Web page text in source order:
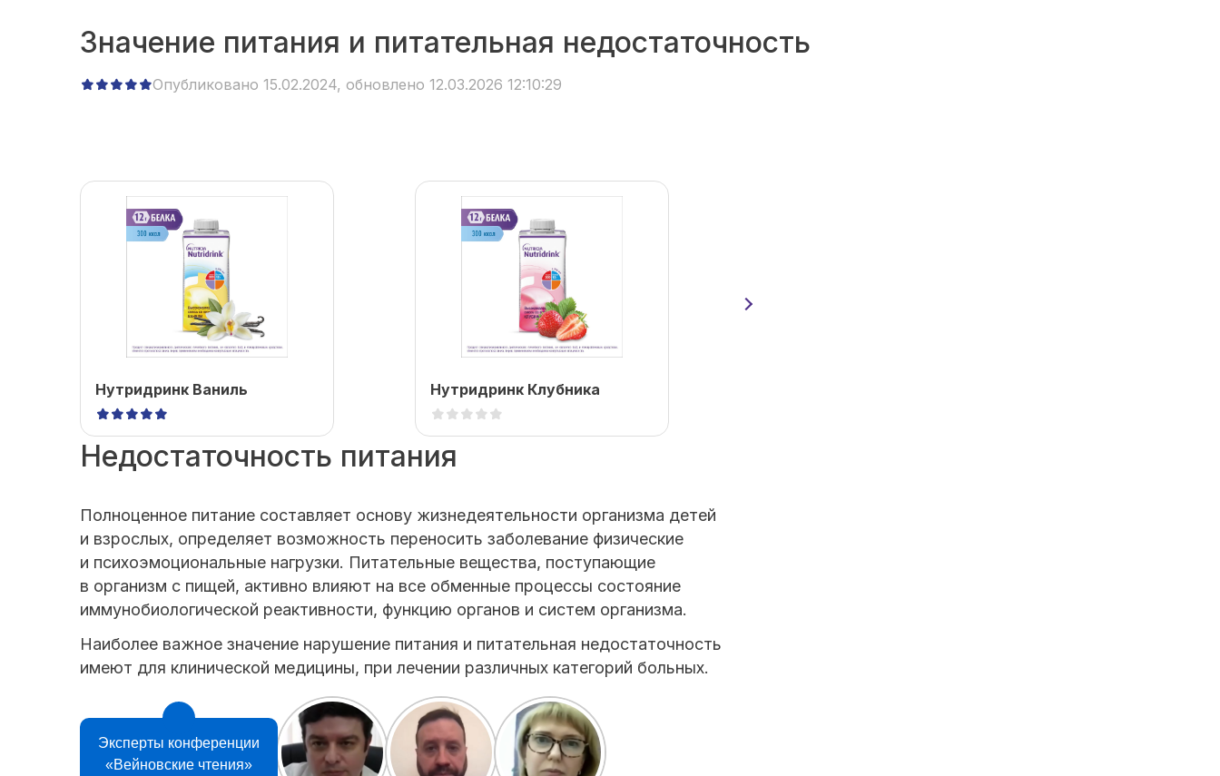
Значение питания и питательная недостаточность
Опубликовано 15.02.2024, обновлено 12.03.2026 12:10:29
Нутридринк Ваниль Нутридринк Клубника
Недостаточность питания
Полноценное питание составляет основу жизнедеятельности организма детей
и взрослых, определяет возможность переносить заболевание физические
и психоэмоциональные нагрузки. Питательные вещества, поступающие
в организм с пищей, активно влияют на все обменные процессы состояние
иммунобиологической реактивности, функцию органов и систем организма.
Наиболее важное значение нарушение питания и питательная недостаточность
имеют для клинической медицины, при лечении различных категорий больных.
Эксперты конференции
«Вейновские чтения»